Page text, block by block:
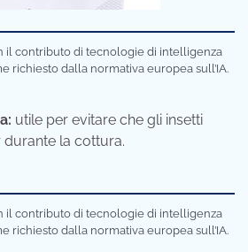
il contributo di tecnologie di intelligenza
richiesto dalla normativa europea sull’IA.
utile per evitare che gli insetti
la cottura.
il contributo di tecnologie di intelligenza
richiesto dalla normativa europea sull’IA.